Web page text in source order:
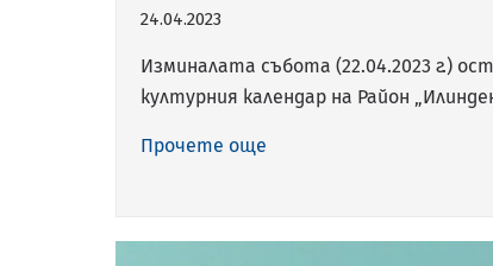
24.04.2023
Изминалата събота (22.04.2023 г.)
културния календар на Район
Прочете още